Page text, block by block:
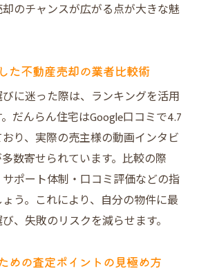
形成につなげる不動産売却の第
のチャンスが広がる点が大きな魅
た不動産売却の業者比較術
に迷った際は、ランキングを活用
だんらん住宅はGoogle口コミで4.7
り、実際の売主様の動画インタビ
数寄せられています。比較の際
ポート体制・口コミ評価などの指
う。これにより、自分の物件に最
、失敗のリスクを減らせます。
めの査定ポイントの見極め方